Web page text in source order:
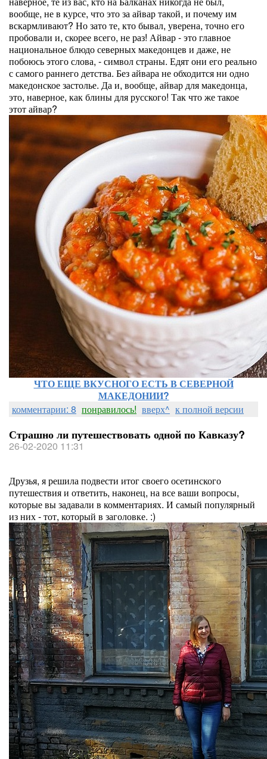
вообще, не в курсе, что это за айвар такой, и почему им
вскармливают? Но зато те, кто бывал, уверена, точно его
пробовали и, скорее всего, не раз! Айвар - это главное
национальное блюдо северных македонцев и даже, не
побоюсь этого слова, - символ страны. Едят они его реально
с самого раннего детства. Без айвара не обходится ни одно
македонское застолье. Да и, вообще, айвар для македонца,
это, наверное, как блины для русского! Так что же такое
этот айвар?
ЧТО ЕЩЕ ВКУСНОГО ЕСТЬ В СЕВЕРНОЙ
МАКЕДОНИИ?
комментарии: 8 понравилось! вверх^ к полной версии
Страшно ли путешествовать одной по Кавказу?
26-02-2020 11:31
Друзья, я решила подвести итог своего осетинского
путешествия и ответить, наконец, на все ваши вопросы,
которые вы задавали в комментариях. И самый популярный
из них - тот, который в заголовке. :)